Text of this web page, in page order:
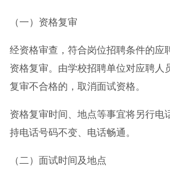
（一）资格复审
经资格审查，符合岗位招聘条件的应
资格复审。由学校招聘单位对应聘人
复审不合格的，取消面试资格。
资格复审时间、地点等事宜将另行电
持电话号码不变、电话畅通。
（二）面试时间及地点